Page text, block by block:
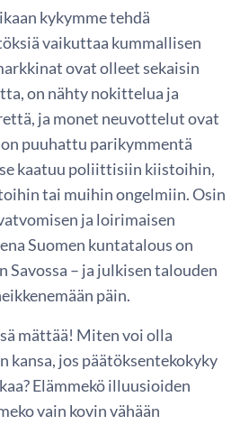
kykymme tehdä
vaikuttaa kummallisen
ovat olleet sekaisin
on nähty nokittelua ja
ja monet neuvottelut ovat
on puuhattu parikymmentä
kaatuu poliittisiin kiistoihin,
tai muihin ongelmiin. Osin
ja loirimaisen
Suomen kuntatalous on
Savossa – ja julkisen talouden
päin.
mättää! Miten voi olla
kansa, jos päätöksentekokyky
Elämmekö illuusioiden
vain kovin vähään